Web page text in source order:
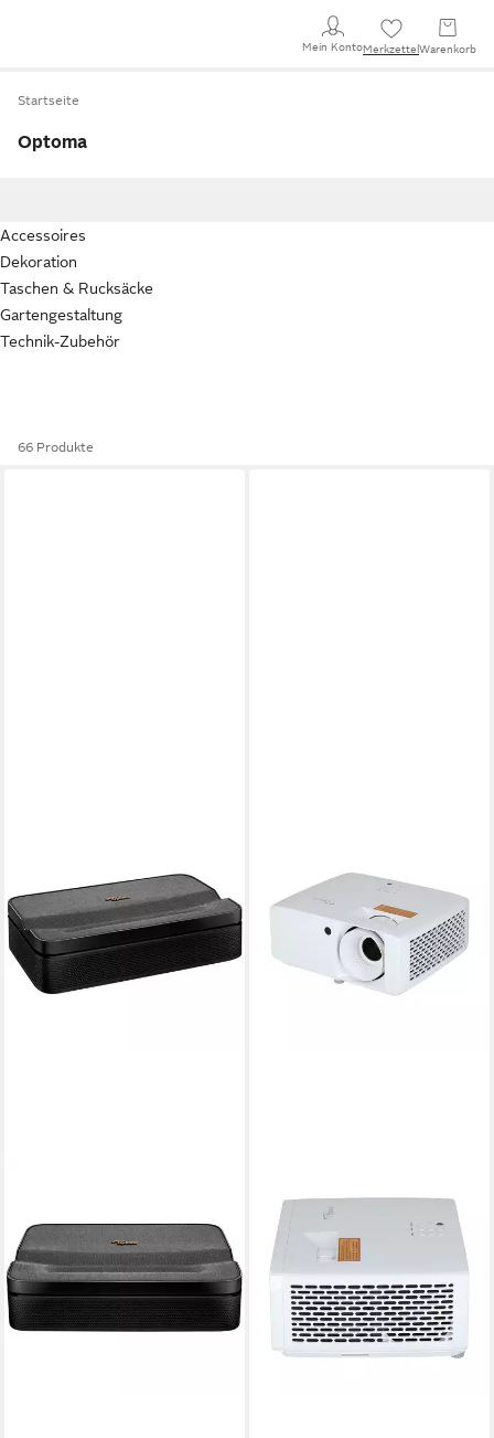
Mein KontoMerkzettel Warenkorb
Startseite
Optoma
Accessoires
Dekoration
Taschen & Rucksäcke
Gartengestaltung
Technik-Zubehör
66 Produkte